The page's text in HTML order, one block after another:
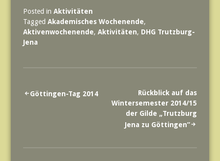
Posted in Aktivitäten
Tagged Akademisches Wochenende,
Aktivenwochenende, Aktivitäten, DHG Trutzburg-
Jena
Beitrags-
Göttingen-Tag 2014
Rückblick auf das
Wintersemester 2014/15
der Gilde „Trutzburg
Jena zu Göttingen”